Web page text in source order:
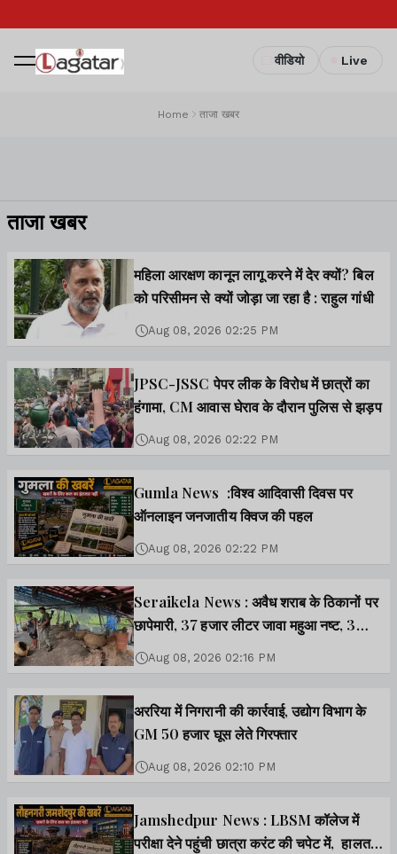
वीडियो Live
Home ताजा खबर
ताजा खबर
महिला आरक्षण कानून लागू करने में देर क्यों? बिल
को परिसीमन से क्यों जोड़ा जा रहा है : राहुल गांधी
Aug 08, 2026 02:25 PM
JPSC-JSSC पेपर लीक के विरोध में छात्रों का
हंगामा, CM आवास घेराव के दौरान पुलिस से झड़प
Aug 08, 2026 02:22 PM
Gumla News :विश्व आदिवासी दिवस पर
ऑनलाइन जनजातीय क्विज की पहल
Aug 08, 2026 02:22 PM
Seraikela News : अवैध शराब के ठिकानों पर
छापेमारी, 37 हजार लीटर जावा महुआ नष्ट, 3
गिरफ्तार
Aug 08, 2026 02:16 PM
अररिया में निगरानी की कार्रवाई, उद्योग विभाग के
GM 50 हजार घूस लेते गिरफ्तार
Aug 08, 2026 02:10 PM
Jamshedpur News : LBSM कॉलेज में
परीक्षा देने पहुंची छात्रा करंट की चपेट में, हालत